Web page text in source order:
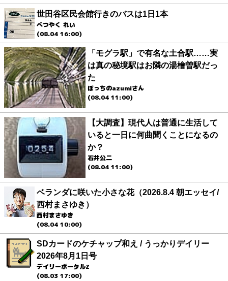
世田谷区民会館行きのバスは1日1本
べつやく れい
(08.04 16:00)
「モグラ駅」で有名な土合駅……実
は真の秘境駅はお隣の湯檜曽駅だっ
た
ぼっちのazumiさん
(08.04 11:00)
【大調査】現代人は普通に生活して
いると一日に何曲聞くことになるの
か？
石井公二
(08.04 11:00)
ベランダに咲いた小さな花（2026.8.4 朝エッセイ/
西村まさゆき）
西村まさゆき
(08.04 10:00)
SDカードのケチャップ和え / うっかりデイリー
2026年8月1日号
デイリーポータルZ
(08.03 17:00)